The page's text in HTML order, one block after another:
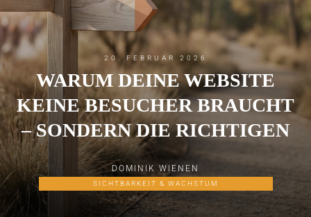
20. FEBRUAR 2026
WARUM DEINE WEBSITE
KEINE BESUCHER BRAUCHT
– SONDERN DIE RICHTIGEN
DOMINIK WIENEN
SICHTBARKEIT & WACHSTUM